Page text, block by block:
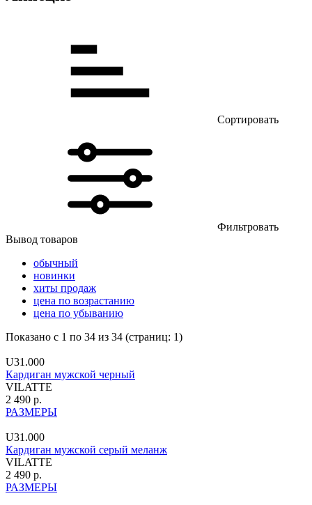
Сортировать
Фильтровать
Вывод товаров
обычный
новинки
хиты продаж
цена по возрастанию
цена по убыванию
Показано с 1 по 34 из 34 (страниц: 1)
U31.000
Кардиган мужской черный
VILATTE
2 490 р.
РАЗМЕРЫ
U31.000
Кардиган мужской серый меланж
VILATTE
2 490 р.
РАЗМЕРЫ